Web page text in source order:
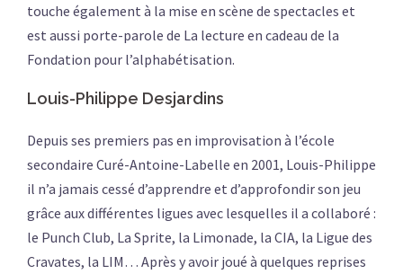
touche également à la mise en scène de spectacles et
est aussi porte-parole de La lecture en cadeau de la
Fondation pour l’alphabétisation.
Louis-Philippe Desjardins
Depuis ses premiers pas en improvisation à l’école
secondaire Curé-Antoine-Labelle en 2001, Louis-Philippe
il n’a jamais cessé d’apprendre et d’approfondir son jeu
grâce aux différentes ligues avec lesquelles il a collaboré :
le Punch Club, La Sprite, la Limonade, la CIA, la Ligue des
Cravates, la LIM… Après y avoir joué à quelques reprises